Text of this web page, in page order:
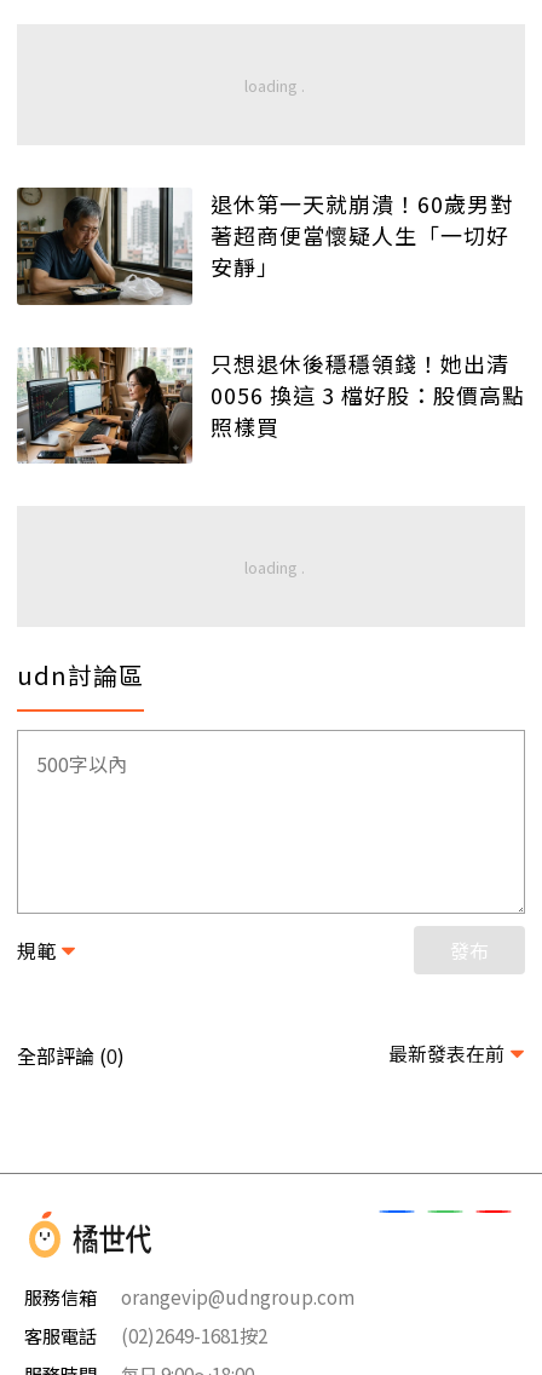
退休第一天就崩潰！60歲男對
著超商便當懷疑人生「一切好
安靜」
只想退休後穩穩領錢！她出清
0056 換這 3 檔好股：股價高點
照樣買
udn討論區
規範 發布
全部評論 (0) 最新發表在前
服務信箱
orangevip@udngroup.com
客服電話
(02)2649-1681按2